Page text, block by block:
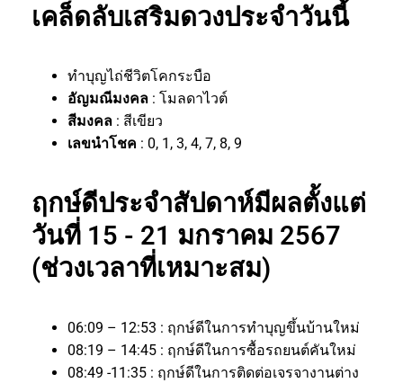
เคล็ดลับเสริมดวงประจำวันนี้
ทำบุญไถ่ชีวิตโคกระบือ
อัญมณีมงคล : โมลดาไวต์
สีมงคล : สีเขียว
เลขนำโชค : 0, 1, 3, 4, 7, 8, 9
ฤกษ์ดีประจำสัปดาห์มีผลตั้งแต่
วันที่ 15 - 21 มกราคม 2567
(ช่วงเวลาที่เหมาะสม)
06:09 – 12:53 : ฤกษ์ดีในการทำบุญขึ้นบ้านใหม่
08:19 – 14:45 : ฤกษ์ดีในการซื้อรถยนต์คันใหม่
08:49 -11:35 : ฤกษ์ดีในการติดต่อเจรจางานต่าง